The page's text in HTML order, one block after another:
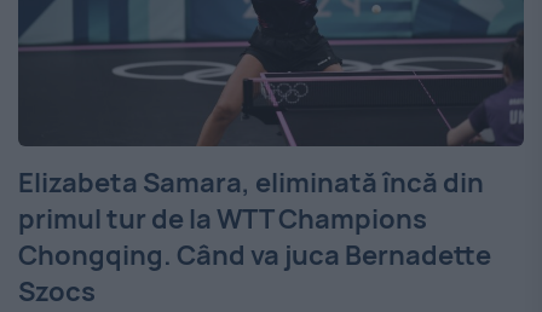
Elizabeta Samara, eliminată încă din
primul tur de la WTT Champions
Chongqing. Când va juca Bernadette
Szocs